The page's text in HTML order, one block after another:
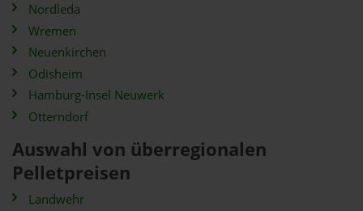
Nordleda
Wremen
Neuenkirchen
Odisheim
Hamburg-Insel Neuwerk
Otterndorf
Auswahl von überregionalen
Pelletpreisen
Landwehr